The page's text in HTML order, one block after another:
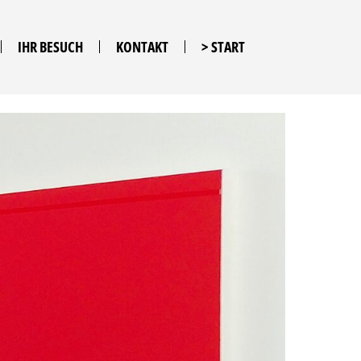
IHR BESUCH KONTAKT > START